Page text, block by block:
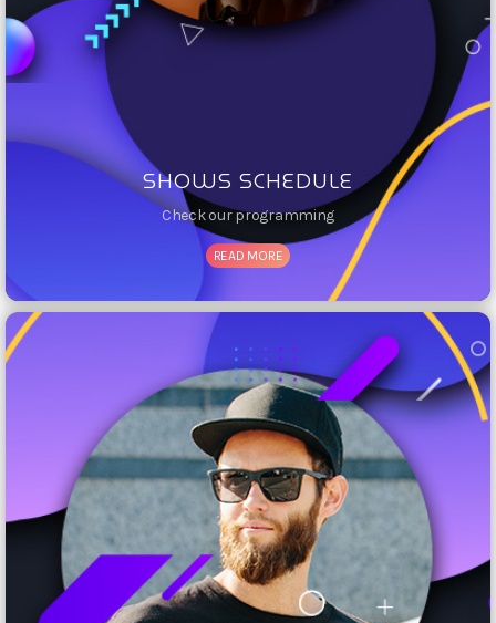
SHOWS SCHEDULE
Check our programming
READ MORE